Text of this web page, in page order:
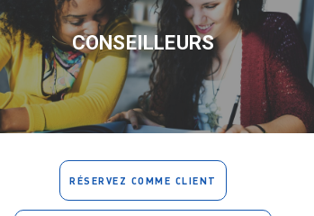
CONSEILLEURS
RÉSERVEZ COMME CLIENT